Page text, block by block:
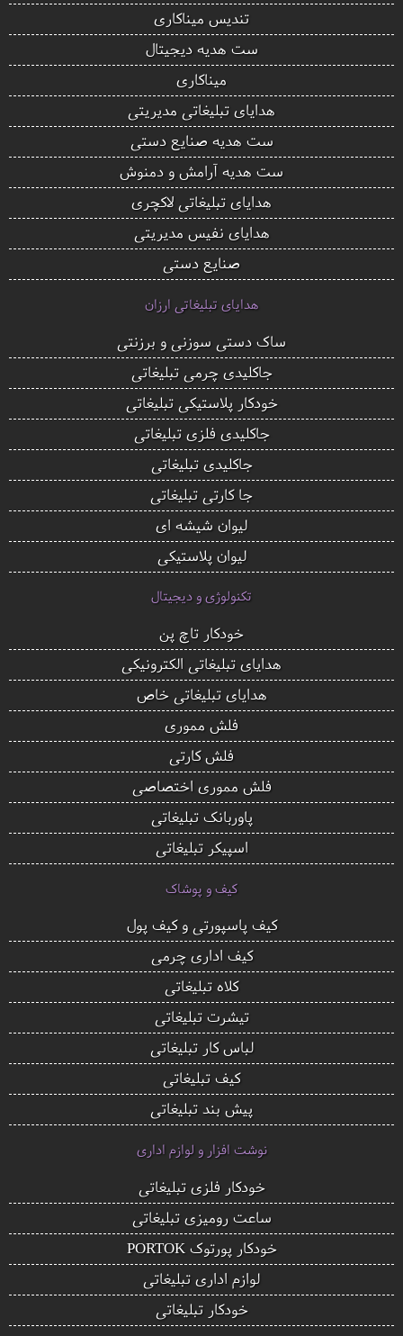
تندیس میناکاری
ست هدیه دیجیتال
میناکاری
هدایای تبلیغاتی مدیریتی
ست هدیه صنایع دستی
ست هدیه آرامش و دمنوش
هدایای تبلیغاتی لاکچری
هدایای نفیس مدیریتی
صنایع دستی
هدایای تبلیغاتی ارزان
ساک دستی سوزنی و برزنتی
جاکلیدی چرمی تبلیغاتی
خودکار پلاستیکی تبلیغاتی
جاکلیدی فلزی تبلیغاتی
جاکلیدی تبلیغاتی
جا کارتی تبلیغاتی
لیوان شیشه ای
لیوان پلاستیکی
تکنولوژی و دیجیتال
خودکار تاچ پن
هدایای تبلیغاتی الکترونیکی
هدایای تبلیغاتی خاص
فلش مموری
فلش کارتی
فلش مموری اختصاصی
پاوربانک تبلیغاتی
اسپیکر تبلیغاتی
کیف و پوشاک
کیف پاسپورتی و کیف پول
کیف اداری چرمی
کلاه تبلیغاتی
تیشرت تبلیغاتی
لباس کار تبلیغاتی
کیف تبلیغاتی
پیش بند تبلیغاتی
نوشت افزار و لوازم اداری
خودکار فلزی تبلیغاتی
ساعت رومیزی تبلیغاتی
خودکار پورتوک PORTOK
لوازم اداری تبلیغاتی
خودکار تبلیغاتی